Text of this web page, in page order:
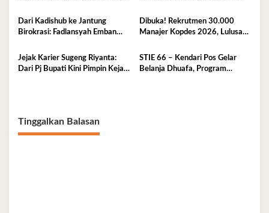
Sinkronisasi Pusat dan Daerah
Dari Kadishub ke Jantung
Birokrasi: Fadlansyah Emban
Dibuka! Rekrutmen 30.000
Manajer Kopdes 2026, Lulusan
Jejak Karier Sugeng Riyanta:
Dari Pj Bupati Kini Pimpin Kejati
STIE 66 – Kendari Pos Gelar
Belanja Dhuafa, Program
Tinggalkan Balasan